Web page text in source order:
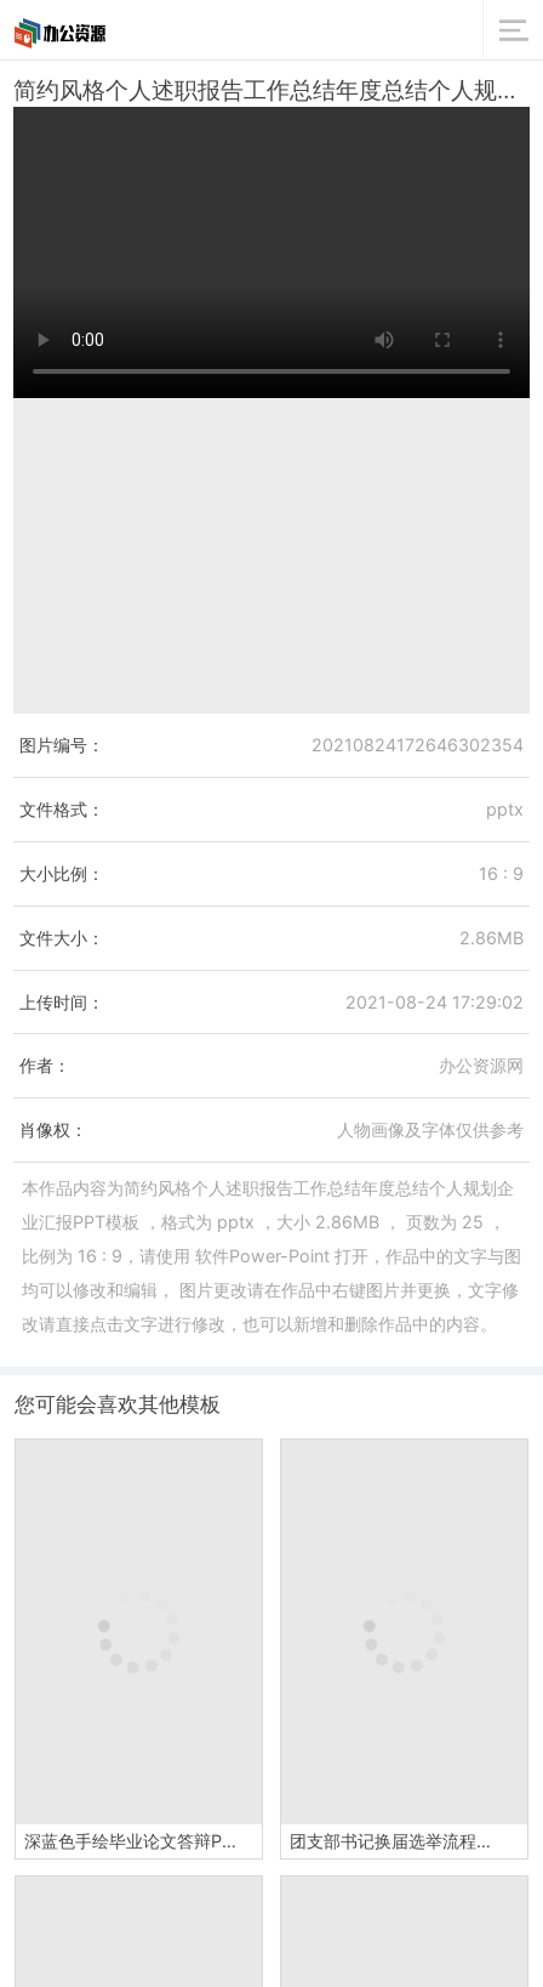
简约风格个人述职报告工作总结年度总结个人规划企业汇报PPT模板
图片编号： 20210824172646302354
文件格式： pptx
大小比例： 16 : 9
文件大小： 2.86MB
上传时间： 2021-08-24 17:29:02
作者： 办公资源网
肖像权： 人物画像及字体仅供参考
本作品内容为简约风格个人述职报告工作总结年度总结个人规划企
业汇报PPT模板
，格式为 pptx ，大小 2.86MB， 页数为 25 ，
比例为 16 : 9 ，请使用 软件Power-Point 打开，作品中的文字与图
均可以修改和编辑， 图片更改请在作品中右键图片并更换，文字修
改请直接点击文字进行修改，也可以新增和删除作品中的内容。
您可能会喜欢其他模板
深蓝色手绘毕业论文答辩PPT模板 团支部书记换届选举流程推荐意见工作汇报专用PPT模板